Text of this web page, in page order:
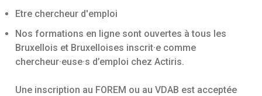
Etre chercheur d'emploi
Nos formations en ligne sont ouvertes à tous les
Bruxellois et Bruxelloises inscrit·e comme
chercheur·euse·s d’emploi chez Actiris.
Une inscription au FOREM ou au VDAB est acceptée